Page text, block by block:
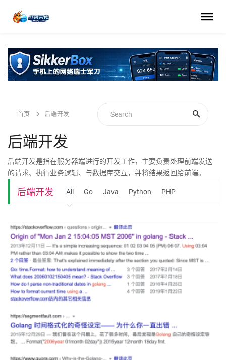
首页 后端开发
后端开发
后端开发是指在服务器端进行的开发工作，主要负责处理前端发送
的请求、执行业务逻辑、与数据库交互，并将结果返回给前端。
后端开发 All Go Java Python PHP